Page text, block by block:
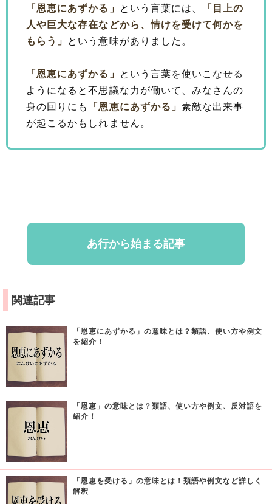
「恩恵にあずかる」 という言葉には、
「目上の
人や巨大な存在などから、情けを受けて何かを
もらう」
という意味がありました。
「恩恵にあずかる」
という言葉を使いこなせる
ようになると不思議な力が働いて、みなさんの
身の回りにも
「恩恵にあずかる」素敵な出来事
が起こるかもしれません。
あ行から始まる記事
関連記事
「恩恵にあずかる」の意味とは？類語、使い方や例文
を紹介！
「恩恵」の意味とは？類語、使い方や例文、反対語を
紹介！
「恩恵を受ける」の意味とは！類語や例文など詳しく
解釈